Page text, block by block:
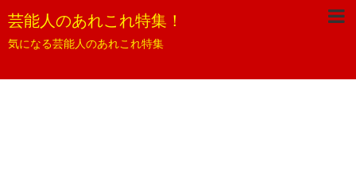
芸能人のあれこれ特集！
気になる芸能人のあれこれ特集